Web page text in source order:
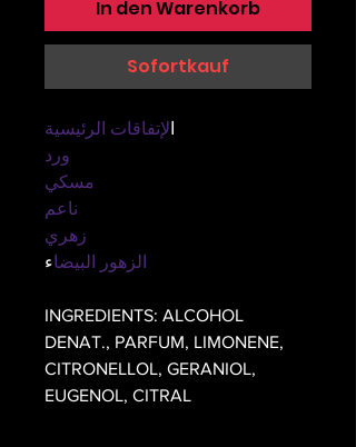
In den Warenkorb
Sofortkauf
لإتفاقات الرئيسية
ورد
مسكي
ناعم
زهري
الزهور البيضاء
INGREDIENTS: ALCOHOL
DENAT., PARFUM, LIMONENE,
CITRONELLOL, GERANIOL,
EUGENOL, CITRAL